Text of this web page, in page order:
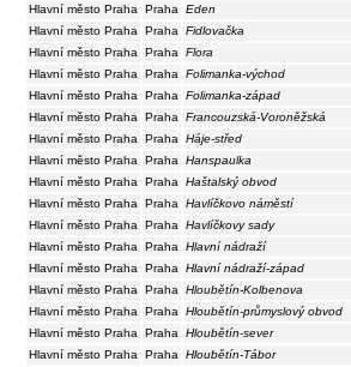
Hlavní město Praha
Praha Eden
Hlavní město Praha
Praha Fidlovačka
Hlavní město Praha
Praha Flora
Hlavní město Praha
Praha Folimanka-východ
Hlavní město Praha
Praha Folimanka-západ
Hlavní město Praha
Praha Francouzská-Voroněžská
Hlavní město Praha
Praha Háje-střed
Hlavní město Praha
Praha Hanspaulka
Hlavní město Praha
Praha Haštalský obvod
Hlavní město Praha
Praha Havlíčkovo náměstí
Hlavní město Praha
Praha Havlíčkovy sady
Hlavní město Praha
Praha Hlavní nádraží
Hlavní město Praha
Praha Hlavní nádraží-západ
Hlavní město Praha
Praha Hloubětín-Kolbenova
Hlavní město Praha
Praha Hloubětín-průmyslový obvod
Hlavní město Praha
Praha Hloubětín-sever
Hlavní město Praha
Praha Hloubětín-Tábor